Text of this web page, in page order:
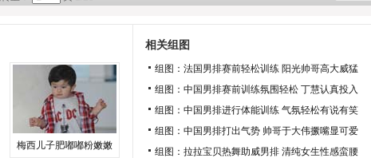
梅西儿子肥嘟嘟粉嫩嫩
相关组图
组图：法国男排赛前轻松训练 阳光帅哥高大威猛
组图：中国男排赛前训练氛围轻松 丁慧认真投入
组图：中国男排进行体能训练 气氛轻松有说有笑
组图：中国男排打出气势 帅哥于大伟撅嘴显可爱
组图：拉拉宝贝热舞助威男排 清纯女生性感蛮腰